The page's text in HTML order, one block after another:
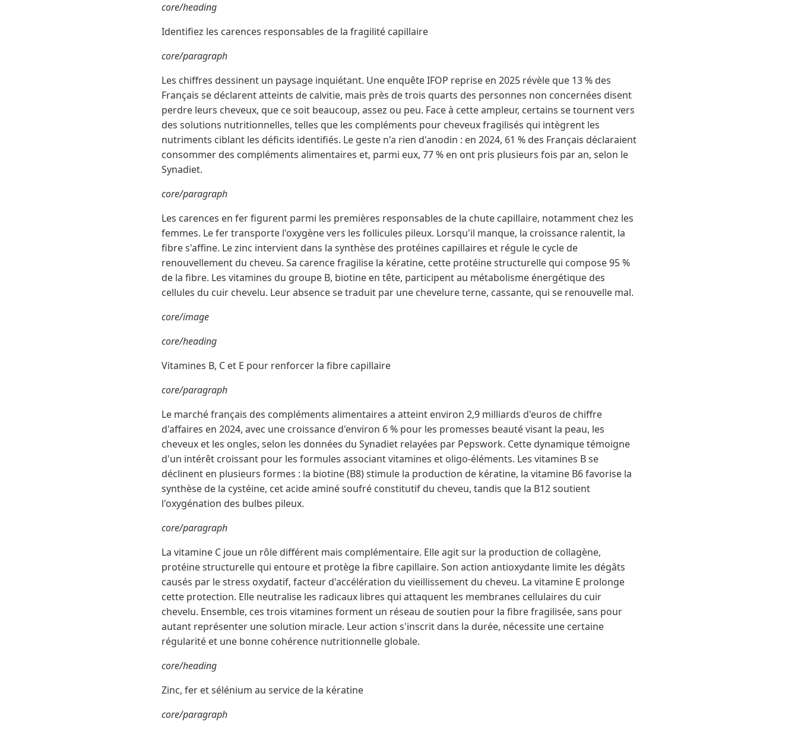
core/heading
Identifiez les carences responsables de la fragilité capillaire
core/paragraph
Les chiffres dessinent un paysage inquiétant. Une enquête IFOP reprise en 2025 révèle que 13 % des
Français se déclarent atteints de calvitie, mais près de trois quarts des personnes non concernées disent
perdre leurs cheveux, que ce soit beaucoup, assez ou peu. Face à cette ampleur, certains se tournent vers
des solutions nutritionnelles, telles que les compléments pour cheveux fragilisés qui intègrent les
nutriments ciblant les déficits identifiés. Le geste n'a rien d'anodin : en 2024, 61 % des Français déclaraient
consommer des compléments alimentaires et, parmi eux, 77 % en ont pris plusieurs fois par an, selon le
Synadiet.
core/paragraph
Les carences en fer figurent parmi les premières responsables de la chute capillaire, notamment chez les
femmes. Le fer transporte l'oxygène vers les follicules pileux. Lorsqu'il manque, la croissance ralentit, la
fibre s'affine. Le zinc intervient dans la synthèse des protéines capillaires et régule le cycle de
renouvellement du cheveu. Sa carence fragilise la kératine, cette protéine structurelle qui compose 95 %
de la fibre. Les vitamines du groupe B, biotine en tête, participent au métabolisme énergétique des
cellules du cuir chevelu. Leur absence se traduit par une chevelure terne, cassante, qui se renouvelle mal.
core/image
core/heading
Vitamines B, C et E pour renforcer la fibre capillaire
core/paragraph
Le marché français des compléments alimentaires a atteint environ 2,9 milliards d'euros de chiffre
d'affaires en 2024, avec une croissance d'environ 6 % pour les promesses beauté visant la peau, les
cheveux et les ongles, selon les données du Synadiet relayées par Pepswork. Cette dynamique témoigne
d'un intérêt croissant pour les formules associant vitamines et oligo-éléments. Les vitamines B se
déclinent en plusieurs formes : la biotine (B8) stimule la production de kératine, la vitamine B6 favorise la
synthèse de la cystéine, cet acide aminé soufré constitutif du cheveu, tandis que la B12 soutient
l'oxygénation des bulbes pileux.
core/paragraph
La vitamine C joue un rôle différent mais complémentaire. Elle agit sur la production de collagène,
protéine structurelle qui entoure et protège la fibre capillaire. Son action antioxydante limite les dégâts
causés par le stress oxydatif, facteur d'accélération du vieillissement du cheveu. La vitamine E prolonge
cette protection. Elle neutralise les radicaux libres qui attaquent les membranes cellulaires du cuir
chevelu. Ensemble, ces trois vitamines forment un réseau de soutien pour la fibre fragilisée, sans pour
autant représenter une solution miracle. Leur action s'inscrit dans la durée, nécessite une certaine
régularité et une bonne cohérence nutritionnelle globale.
core/heading
Zinc, fer et sélénium au service de la kératine
core/paragraph